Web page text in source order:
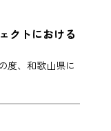
クトにおける
度、和歌山県に